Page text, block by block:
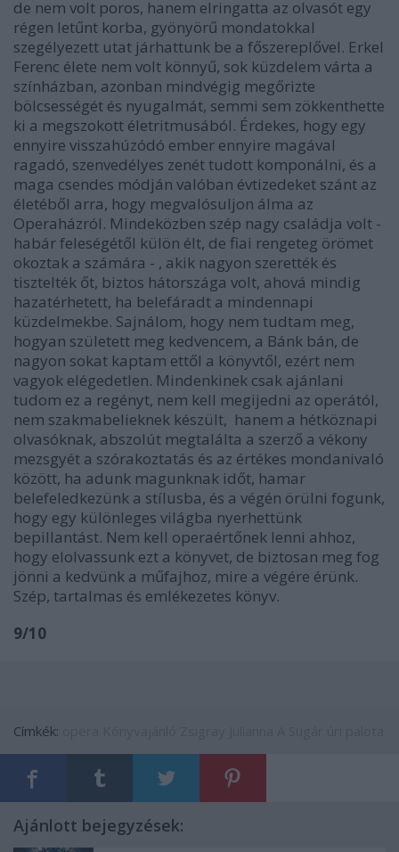
de nem volt poros, hanem elringatta az olvasót egy
régen letűnt korba, gyönyörű mondatokkal
szegélyezett utat járhattunk be a főszereplővel. Erkel
Ferenc élete nem volt könnyű, sok küzdelem várta a
színházban, azonban mindvégig megőrizte
bölcsességét és nyugalmát, semmi sem zökkenthette
ki a megszokott életritmusából. Érdekes, hogy egy
ennyire visszahúzódó ember ennyire magával
ragadó, szenvedélyes zenét tudott komponálni, és a
maga csendes módján valóban évtizedeket szánt az
életéből arra, hogy megvalósuljon álma az
Operaházról. Mindeközben szép nagy családja volt -
habár feleségétől külön élt, de fiai rengeteg örömet
okoztak a számára - , akik nagyon szerették és
tisztelték őt, biztos hátországa volt, ahová mindig
hazatérhetett, ha belefáradt a mindennapi
küzdelmekbe. Sajnálom, hogy nem tudtam meg,
hogyan született meg kedvencem, a Bánk bán, de
nagyon sokat kaptam ettől a könyvtől, ezért nem
vagyok elégedetlen. Mindenkinek csak ajánlani
tudom ez a regényt, nem kell megijedni az operától,
nem szakmabelieknek készült, hanem a hétköznapi
olvasóknak, abszolút megtalálta a szerző a vékony
mezsgyét a szórakoztatás és az értékes mondanivaló
között, ha adunk magunknak időt, hamar
belefeledkezünk a stílusba, és a végén örülni fogunk,
hogy egy különleges világba nyerhettünk
bepillantást. Nem kell operaértőnek lenni ahhoz,
hogy elolvassunk ezt a könyvet, de biztosan meg fog
jönni a kedvünk a műfajhoz, mire a végére érünk.
Szép, tartalmas és emlékezetes könyv.
9/10
Címkék:
Ajánlott bejegyzések: